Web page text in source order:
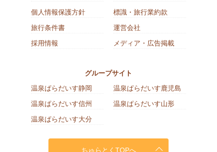
個人情報保護方針
標識・旅行業約款
旅行条件書
運営会社
採用情報
メディア・広告掲載
グループサイト
温泉ぱらだいす静岡
温泉ぱらだいす鹿児島
温泉ぱらだいす信州
温泉ぱらだいす山形
温泉ぱらだいす大分
ちゅらとくTOPへ